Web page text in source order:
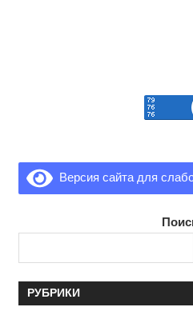
Версия сайта для
РУБРИКИ